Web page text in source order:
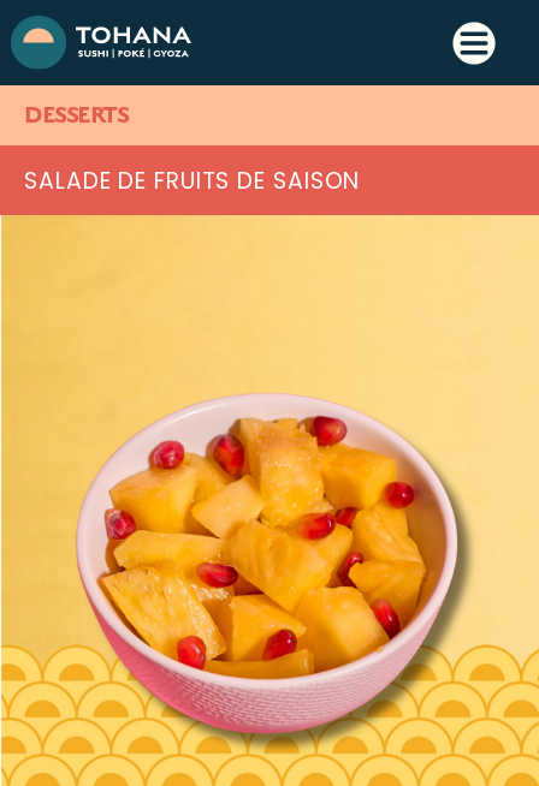
DESSERTS
SALADE DE FRUITS DE SAISON